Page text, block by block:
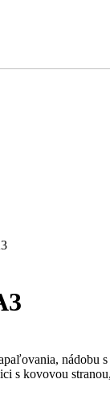
nádobu s
s kovovou